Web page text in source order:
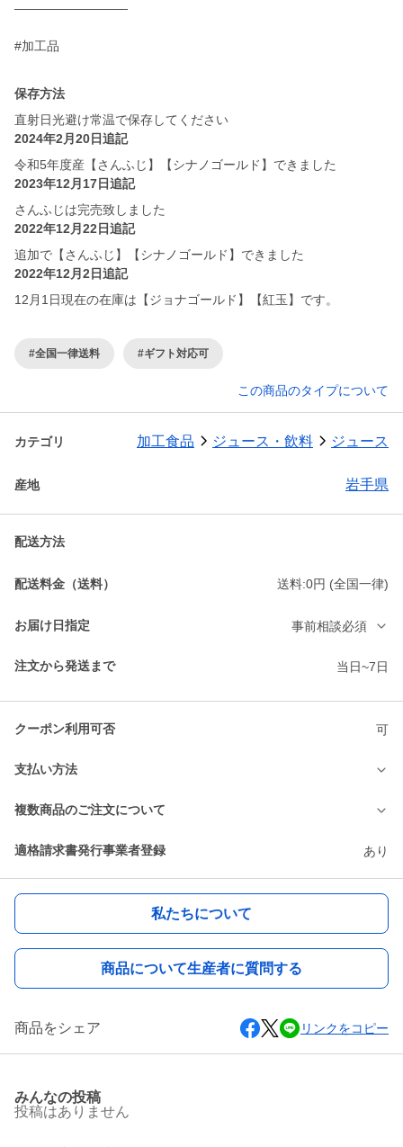
—————————
#加工品
保存方法
直射日光避け常温で保存してください
2024年2月20日追記
令和5年度産【さんふじ】【シナノゴールド】できました
2023年12月17日追記
さんふじは完売致しました
2022年12月22日追記
追加で【さんふじ】【シナノゴールド】できました
2022年12月2日追記
12月1日現在の在庫は【ジョナゴールド】【紅玉】です。
#全国一律送料 #ギフト対応可
この商品のタイプについて
カテゴリ 加工食品 ジュース・飲料 ジュース
産地 岩手県
配送方法
配送料金（送料） 送料:0円 (全国一律)
お届け日指定 事前相談必須
注文から発送まで 当日~7日
クーポン利用可否 可
支払い方法
複数商品のご注文について
適格請求書発行事業者登録 あり
私たちについて
商品について生産者に質問する
商品をシェア リンクをコピー
みんなの投稿
投稿はありません